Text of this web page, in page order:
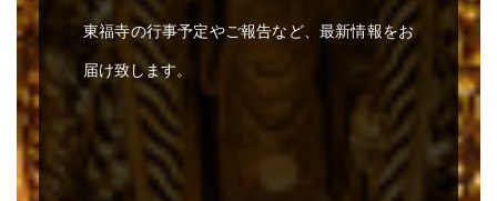
東福寺の行事予定やご報告など、最新情報をお
届け致します。